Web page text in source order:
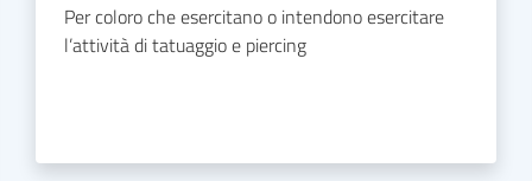
Per coloro che esercitano o intendono esercitare
l’attività di tatuaggio e piercing